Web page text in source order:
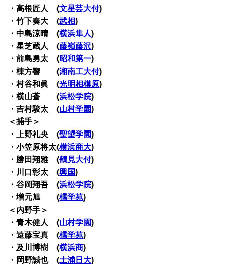
・高根匠人 (文星芸大付)
・竹下奏大 (武相)
・中島涼晴 (横浜隼人)
・星芝蔵人 (藤嶺藤沢)
・前島勇太 (昭和第一)
・棟方響 (湘南工大付)
・村谷和眞 (光明相模原)
・横山蒼 (浜松学院)
・吉村駿太 (山村学園)
＜捕手＞
・上野礼央 (聖望学園)
・小笠原将太(横浜商大)
・勝田翔雅 (鶴見大付)
・川口彰太 (興国)
・谷岡翔吾 (浜松学院)
・増元旭 (橘学苑)
＜内野手＞
・青木健人 (山村学園)
・遠藤宝真 (橘学苑)
・及川博樹 (横浜商)
・岡野誠也 (土浦日大)